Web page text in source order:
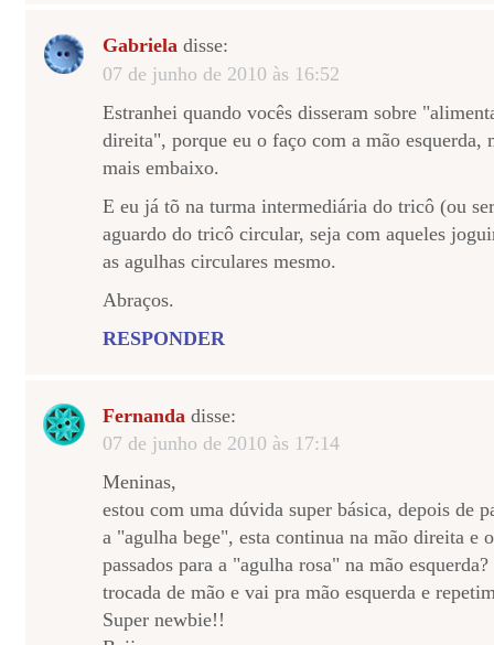
Gabriela disse:
07 de junho de 2010 às 16:52
Estranhei quando vocês disseram sobre
direita", porque eu o faço com a mão esquerda,
mais embaixo.
E eu já tõ na turma intermediária do tricô (ou
aguardo do tricô circular, seja com aqueles
as agulhas circulares mesmo.
Abraços.
RESPONDER
Fernanda disse:
07 de junho de 2010 às 17:14
Meninas,
estou com uma dúvida super básica, depois de
a "agulha bege", esta continua na mão direita e
passados para a "agulha rosa" na mão
trocada de mão e vai pra mão esquerda e
Super newbie!!